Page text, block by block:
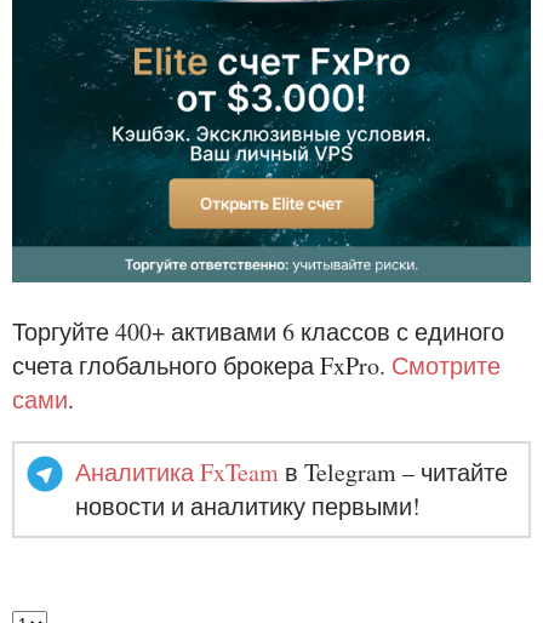
Торгуйте 400+ активами 6 классов с единого
счета глобального брокера FxPro. Смотрите
сами.
Аналитика FxTeam в Telegram – читайте
новости и аналитику первыми!